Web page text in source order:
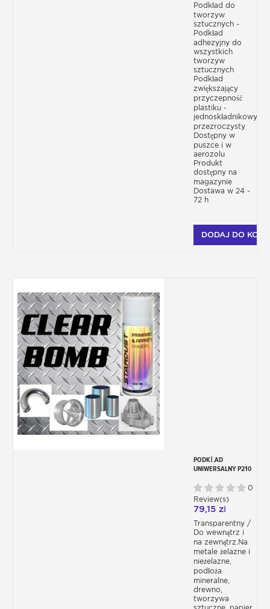
Podkład do
tworzyw
sztucznych -
Podkład
adhezyjny do
wszystkich
tworzyw
sztucznych
Podkład
zwiększający
przyczepność
plastiku -
jednoskładnikowy-
przezroczysty
Dostępny w
puszce i w
aerozolu
Produkt
dostępny na
magazynie
Dostawa w 24 -
72 h
DODAJ DO
PODKŁAD
UNIWERSALNY P210
0
Review(s)
79,15 zł
Transparentny /
Do wewnątrz i
na zewnątrz.Na
metale żelazne i
nieżelazne,
podłoża
mineralne,
drewno,
tworzywa
sztuczne, papier